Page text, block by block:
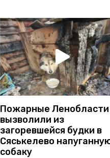
Пожарные Ленобласти
вызволили из
загоревшейся будки в
Сяськелево
собаку